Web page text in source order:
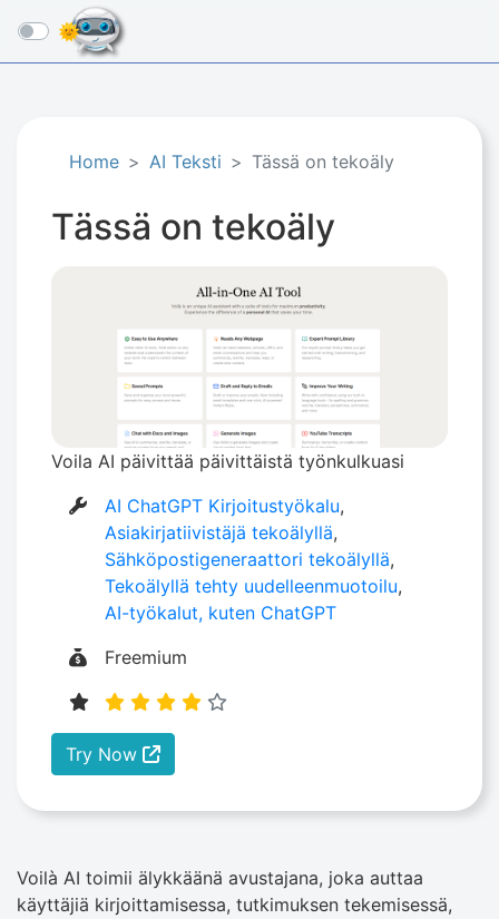
☰
Home AI Teksti Tässä on tekoäly
Tässä on tekoäly
Voila AI päivittää päivittäistä työnkulkuasi
AI ChatGPT Kirjoitustyökalu,
Asiakirjatiivistäjä tekoälyllä,
Sähköpostigeneraattori tekoälyllä,
Tekoälyllä tehty uudelleenmuotoilu,
AI-työkalut, kuten ChatGPT
Freemium
Try Now
Voilà AI toimii älykkäänä avustajana, joka auttaa
käyttäjiä kirjoittamisessa, tutkimuksen tekemisessä,